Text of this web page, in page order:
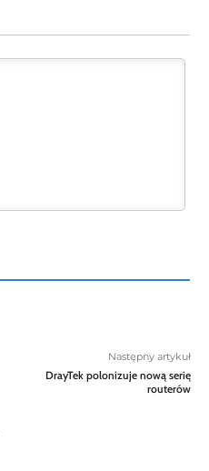
Następny artykuł
DrayTek polonizuje nową serię
routerów